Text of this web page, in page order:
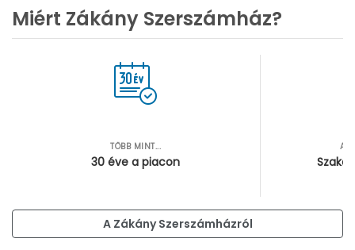
Miért Zákány Szerszámház?
TÖBB MINT...
30 éve a piacon
A Zákány Szerszámházról